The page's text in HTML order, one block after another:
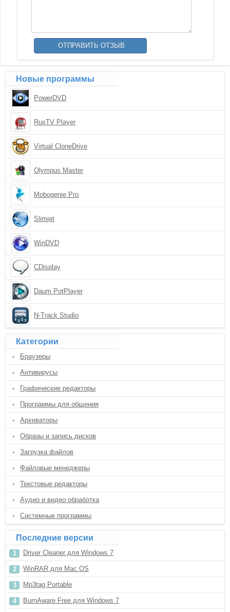
Новые программы
PowerDVD
RusTV Player
Virtual CloneDrive
Olympus Master
Mobogenie Pro
Slimjet
WinDVD
CDisplay
Daum PotPlayer
N-Track Studio
Категории
Браузеры
Антивирусы
Графические редакторы
Программы для общения
Архиваторы
Образы и запись дисков
Загрузка файлов
Файловые менеджеры
Текстовые редакторы
Аудио и видео обработка
Системные программы
Последние версии
Driver Cleaner для Windows 7
WinRAR для Mac OS
Mp3tag Portable
BurnAware Free для Windows 7